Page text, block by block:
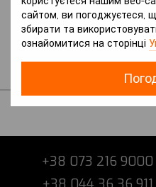
сайтом, ви
збирати та
ознайомитися на сторінці
TOYOTA
Захист на Toyota Crown
(2022 р.-) XVI покоління
+38 073 216 9000